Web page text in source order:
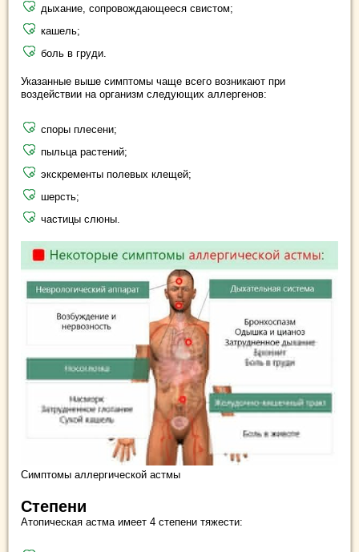
дыхание, сопровождающееся свистом;
кашель;
боль в груди.
Указанные выше симптомы чаще всего возникают при
воздействии на организм следующих аллергенов:
споры плесени;
пыльца растений;
экскременты полевых клещей;
шерсть;
частицы слюны.
Симптомы аллергической астмы
Степени
Атопическая астма имеет 4 степени тяжести: